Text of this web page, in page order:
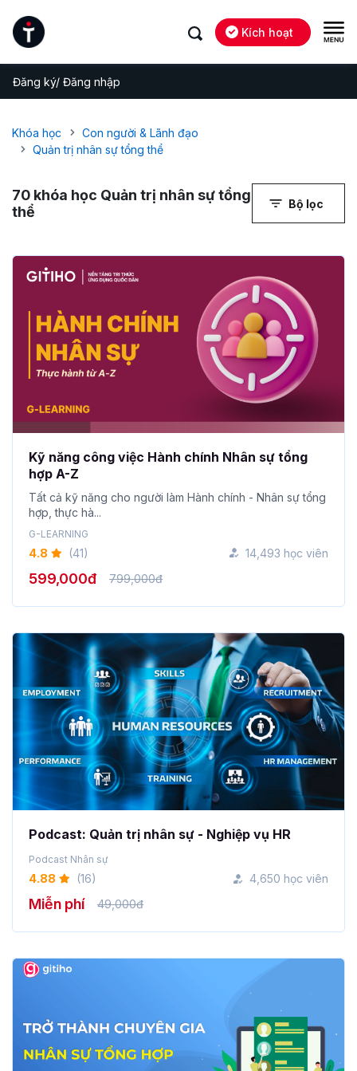
Kích hoạt
Đăng ký/ Đăng nhập
Khóa học
Con người & Lãnh đạo
Quản trị nhân sự tổng thể
70 khóa học Quản trị nhân sự tổng
thể
Bộ lọc
Kỹ năng công việc Hành chính Nhân sự tổng
hợp A-Z
Tất cả kỹ năng cho người làm Hành chính - Nhân sự tổng
hợp, thực hà...
G-LEARNING
4.8 (41) 14,493 học viên
599,000đ 799,000đ
Podcast: Quản trị nhân sự - Nghiệp vụ HR
Podcast Nhân sự
4.88 (16) 4,650 học viên
Miễn phí 49,000đ